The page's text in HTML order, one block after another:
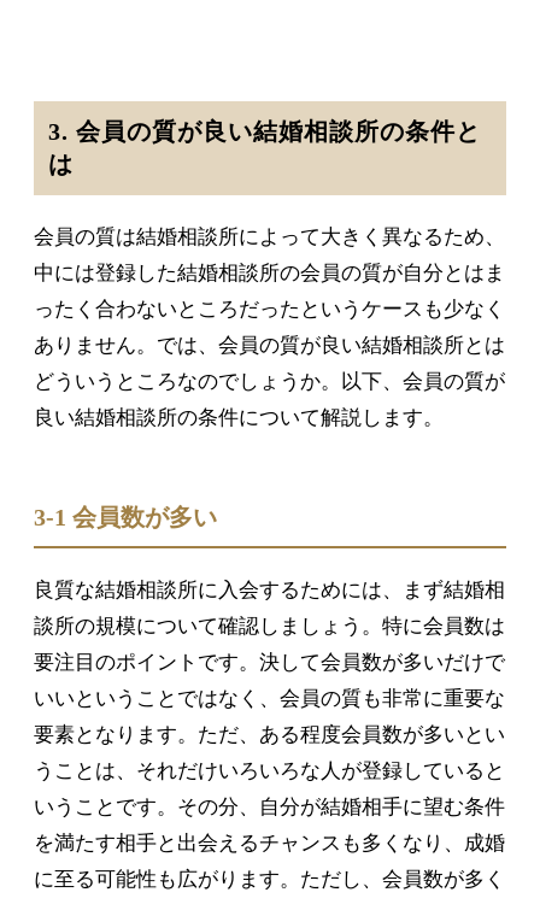
3. 会員の質が良い結婚相談所の条件と
は
会員の質は結婚相談所によって大きく異なるため、
中には登録した結婚相談所の会員の質が自分とはま
ったく合わないところだったというケースも少なく
ありません。では、会員の質が良い結婚相談所とは
どういうところなのでしょうか。以下、会員の質が
良い結婚相談所の条件について解説します。
3-1 会員数が多い
良質な結婚相談所に入会するためには、まず結婚相
談所の規模について確認しましょう。特に会員数は
要注目のポイントです。決して会員数が多いだけで
いいということではなく、会員の質も非常に重要な
要素となります。ただ、ある程度会員数が多いとい
うことは、それだけいろいろな人が登録していると
いうことです。その分、自分が結婚相手に望む条件
を満たす相手と出会えるチャンスも多くなり、成婚
に至る可能性も広がります。ただし、会員数が多く